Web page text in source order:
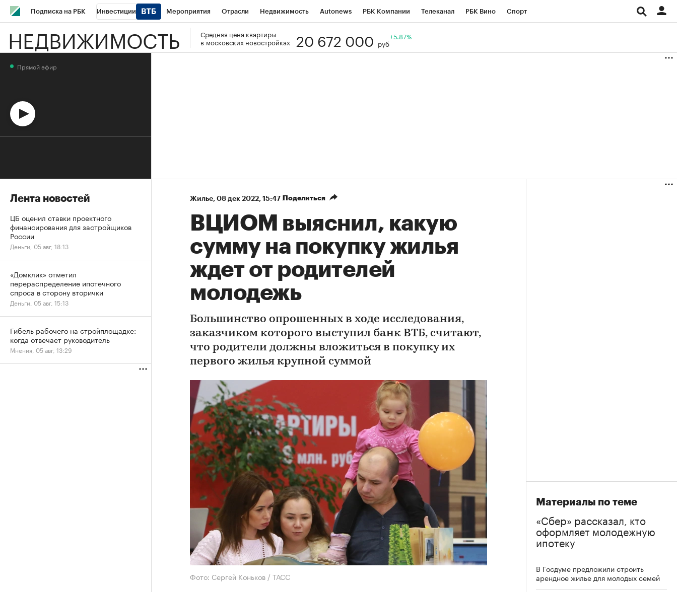
Подписка на РБК Инвестиции Мероприятия Отрасли Недвижимость Autonews РБК Компании Телеканал РБК Вино Спорт
Школа управления РБК РБК Образование РБК Курсы РБК Life Тренды Национальные проекты
НЕДВИЖИМОСТЬ
Средняя цена квартиры
в московских новостройках
20 672 000 руб
+5.87%
Жилье⁠, 08 дек 2022, 15:47 Поделиться
ВЦИОМ выяснил, какую
сумму на покупку жилья
ждет от родителей
молодежь
Большинство опрошенных в ходе исследования,
заказчиком которого выступил банк ВТБ, считают,
что родители должны вложиться в покупку их
первого жилья крупной суммой
Фото: Сергей Коньков / ТАСС
Материалы по теме
«Сбер» рассказал, кто
оформляет молодежную
ипотеку
В Госдуме предложили строить
арендное жилье для молодых семей
Прямой эфир
Лента новостей
ЦБ оценил ставки проектного
финансирования для застройщиков
России
Деньги, 05 авг, 18:13
«Домклик» отметил
перераспределение ипотечного
спроса в сторону вторички
Деньги, 05 авг, 15:13
Гибель рабочего на стройплощадке:
когда отвечает руководитель
Мнения, 05 авг, 13:29